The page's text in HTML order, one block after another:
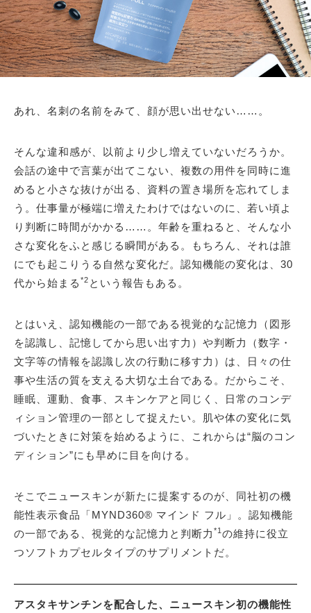
あれ、名刺の名前をみて、顔が思い出せない……。
そんな違和感が、以前より少し増えていないだろうか。
会話の途中で言葉が出てこない、複数の用件を同時に進
めると小さな抜けが出る、資料の置き場所を忘れてしま
う。仕事量が極端に増えたわけではないのに、若い頃よ
り判断に時間がかかる……。年齢を重ねると、そんな小
さな変化をふと感じる瞬間がある。もちろん、それは誰
にでも起こりうる自然な変化だ。認知機能の変化は、30
代から始まる *2 という報告もある。
とはいえ、認知機能の一部である視覚的な記憶力（図形
を認識し、記憶してから思い出す力）や判断力（数字・
文字等の情報を認識し次の行動に移す力）は、日々の仕
事や生活の質を支える大切な土台である。だからこそ、
睡眠、運動、食事、スキンケアと同じく、日常のコンデ
ィション管理の一部として捉えたい。肌や体の変化に気
づいたときに対策を始めるように、これからは“脳のコン
ディション”にも早めに目を向ける。
そこでニュースキンが新たに提案するのが、同社初の機
能性表示食品「MYND360® マインド フル」。認知機能
の一部である、視覚的な記憶力と判断力 *1 の維持に役立
つソフトカプセルタイプのサプリメントだ。
アスタキサンチンを配合した、ニュースキン初の機能性